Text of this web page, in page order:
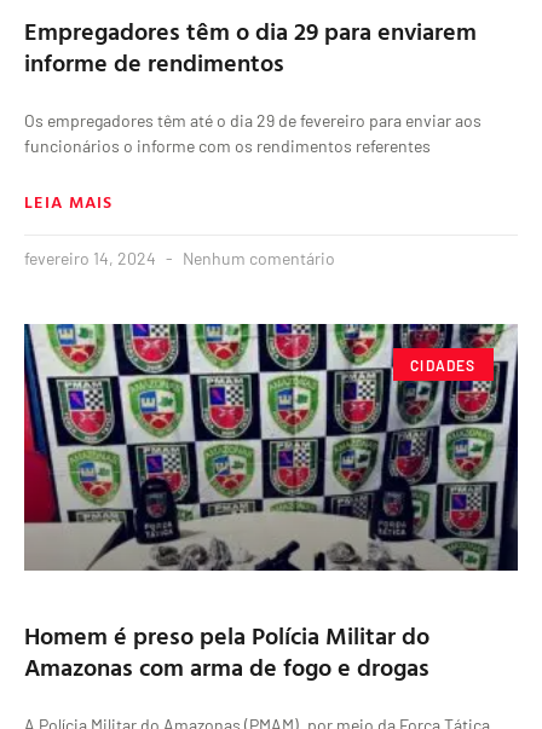
Empregadores têm o dia 29 para enviarem
informe de rendimentos
Os empregadores têm até o dia 29 de fevereiro para enviar aos
funcionários o informe com os rendimentos referentes
LEIA MAIS
fevereiro 14, 2024 Nenhum comentário
CIDADES
​Homem é preso pela Polícia Militar do
Amazonas com arma de fogo e drogas